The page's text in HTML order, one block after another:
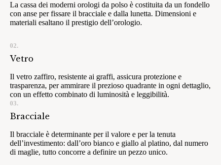
La cassa dei moderni orologi da polso è costituita da un fondello
con anse per fissare il bracciale e dalla lunetta. Dimensioni e
materiali esaltano il prestigio dell’orologio.
02.
Vetro
Il vetro zaffiro, resistente ai graffi, assicura protezione e
trasparenza, per ammirare il prezioso quadrante in ogni dettaglio,
con un effetto combinato di luminosità e leggibilità.
03.
Bracciale
Il bracciale è determinante per il valore e per la tenuta
dell’investimento: dall’oro bianco e giallo al platino, dal numero
di maglie, tutto concorre a definire un pezzo unico.